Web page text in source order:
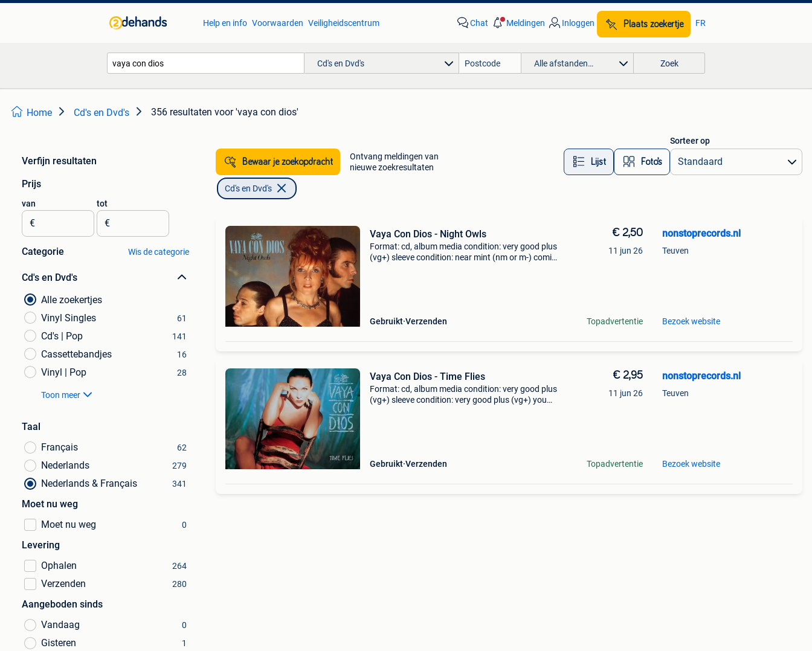
Help en info Voorwaarden Veiligheidscentrum Chat Meldingen Inloggen Plaats zoekertje FR
Cd's en Dvd's Alle afstanden… Zoek
Home Cd's en Dvd's 356 resultaten voor 'vaya con dios'
Verfijn resultaten
Prijs
van
€
tot
€
Categorie Wis de categorie
Cd's en Dvd's
Alle zoekertjes
Vinyl Singles
61
Cd's | Pop 141
Cassettebandjes 16
Vinyl | Pop 28
Toon meer
Taal
Français
62
Nederlands 279
Nederlands & Français 341
Moet nu weg
Moet nu weg
0
Levering
Ophalen
264
Verzenden 280
Aangeboden sinds
Vandaag
0
Gisteren 1
Bewaar je zoekopdracht
Ontvang meldingen van
nieuwe zoekresultaten
Lijst Foto’s
Sorteer op
Cd's en Dvd's
Vaya Con Dios - Night Owls
Format: cd, album media condition: very good plus
(vg+) sleeve condition: near mint (nm or m-) coming
Gebruikt Verzenden
€ 2,50
11 jun 26
Topadvertentie
nonstoprecords.nl
Teuven
Bezoek website
Vaya Con Dios - Time Flies
Format: cd, album media condition: very good plus
(vg+) sleeve condition: very good plus (vg+) you
Gebruikt Verzenden
€ 2,95
11 jun 26
Topadvertentie
nonstoprecords.nl
Teuven
Bezoek website